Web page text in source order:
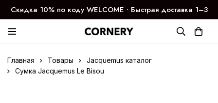
Скидка 10% по коду WELCOME ∙ Быстрая доставка 1–3
дня
Главная Товары
Jacquemus каталог
Сумка Jacquemus Le Bisou